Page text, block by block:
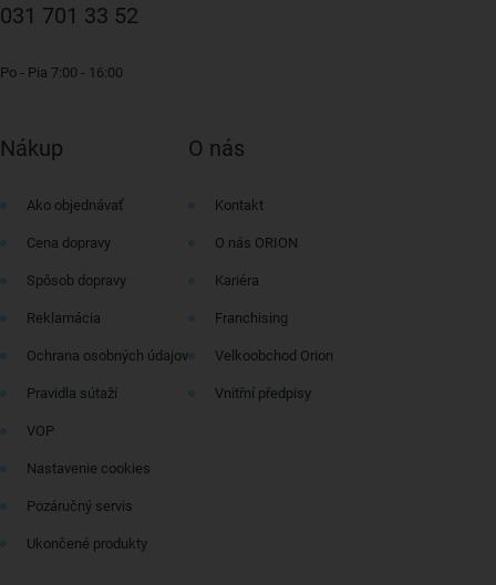
031 701 33 52
Po - Pia 7:00 - 16:00
Nákup
Ako objednávať
Cena dopravy
Spôsob dopravy
Reklamácia
Ochrana osobných údajov
Pravidla sútaží
VOP
Nastavenie cookies
Pozáručný servis
Ukončené produkty
O nás
Kontakt
O nás ORION
Kariéra
Franchising
Velkoobchod Orion
Vnitřní předpisy